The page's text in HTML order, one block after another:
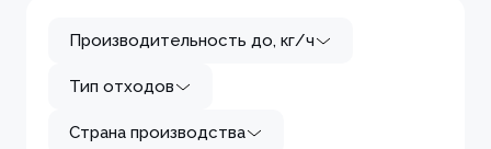
Производительность до, кг/ч
Тип отходов
Страна производства